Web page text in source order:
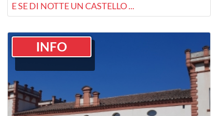
E SE DI NOTTE UN CASTELLO ...
INFO